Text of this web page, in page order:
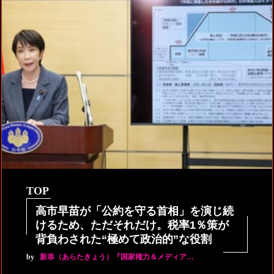
TOP
高市早苗が「公約を守る首相」を演じ続
けるため、ただそれだけ。税率1％策が
背負わされた“極めて政治的”な役割
by 新恭（あらたきょう）『国家権力＆メディア…